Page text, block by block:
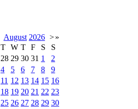
August 2026 >»
T W T F S
S
28 29 30 31 1
2
4 5 6 7 8
9
11 12 13 14 15 16
18 19 20 21 22 23
25 26 27 28 29 30